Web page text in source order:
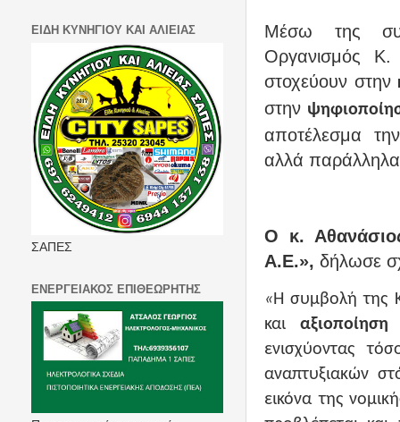
Μέσω της
Οργανισμός Κ.
στοχεύουν στην
στην
αποτέλεσμα
αλλά
Ο κ.
Α.Ε.», δήλωσε
«Η συμβολή της
και αξιοποίηση
ενισχύοντας
αναπτυξιακών
εικόνα της
ΕΙΔΗ ΚΥΝΗΓΙΟΥ ΚΑΙ ΑΛΙΕΙΑΣ
ΣΑΠΕΣ
ΕΝΕΡΓΕΙΑΚΟΣ ΕΠΙΘΕΩΡΗΤΗΣ